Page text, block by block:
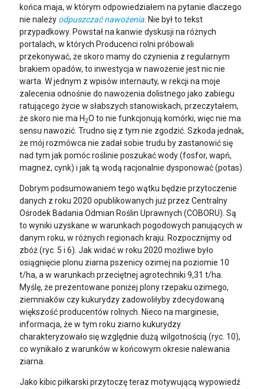
końca maja, w którym odpowiedziałem na pytanie dlaczego
nie należy odpuszczać nawożenia. Nie był to tekst
przypadkowy. Powstał na kanwie dyskusji na różnych
portalach, w których Producenci rolni próbowali
przekonywać, że skoro mamy do czynienia z regularnym
brakiem opadów, to inwestycja w nawożenie jest nic nie
warta. W jednym z wpisów internauty, w rekcji na moje
zalecenia odnośnie do nawożenia dolistnego jako zabiegu
ratującego życie w słabszych stanowiskach, przeczytałem,
że skoro nie ma H2O to nie funkcjonują komórki, więc nie ma
sensu nawozić. Trudno się z tym nie zgodzić. Szkoda jednak,
że mój rozmówca nie zadał sobie trudu by zastanowić się
nad tym jak pomóc roślinie poszukać wody (fosfor, wapń,
magnez, cynk) i jak tą wodą racjonalnie dysponować (potas).
Dobrym podsumowaniem tego wątku będzie przytoczenie
danych z roku 2020 opublikowanych już przez Centralny
Ośrodek Badania Odmian Roślin Uprawnych (COBORU). Są
to wyniki uzyskane w warunkach pogodowych panujących w
danym roku, w różnych regionach kraju. Rozpocznijmy od
zbóż (ryc. 5 i 6). Jak widać w roku 2020 możliwe było
osiągnięcie plonu ziarna pszenicy ozimej na poziomie 10
t/ha, a w warunkach przeciętnej agrotechniki 9,31 t/ha.
Myślę, że prezentowane poniżej plony rzepaku ozimego,
ziemniaków czy kukurydzy zadowoliłyby zdecydowaną
większość producentów rolnych. Nieco na marginesie,
informacja, że w tym roku ziarno kukurydzy
charakteryzowało się względnie dużą wilgotnością (ryc. 10),
co wynikało z warunków w końcowym okresie nalewania
ziarna.
Jako kibic piłkarski przytoczę teraz motywującą wypowiedź